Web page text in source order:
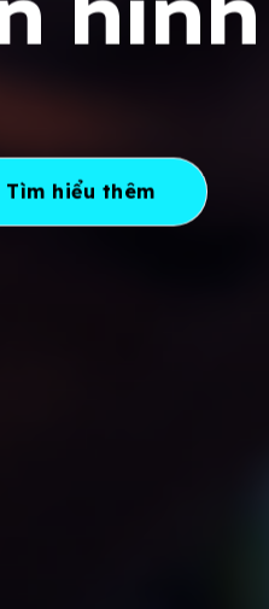
Tìm hiểu thêm